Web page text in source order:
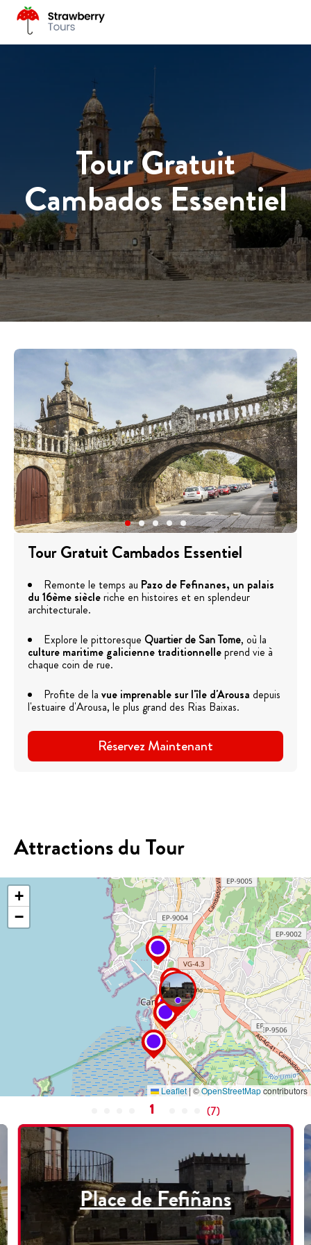
Tour Gratuit
Cambados Essentiel
Tour Gratuit Cambados Essentiel
Remonte le temps au Pazo de Fefinanes, un palais
du 16ème siècleriche en histoires et en splendeur
architecturale.
Explore le pittoresque Quartier de San Tome, où la
culture maritime galicienne traditionnelleprend vie à
chaque coin de rue.
Profite de la vue imprenable sur l'île d'Arousa depuis
l'estuaire d'Arousa, le plus grand des Rias Baixas.
Réservez Maintenant
Attractions du Tour
+
−
Leaflet| ©OpenStreetMapcontributors
1 (7)
Place de Fefiñans